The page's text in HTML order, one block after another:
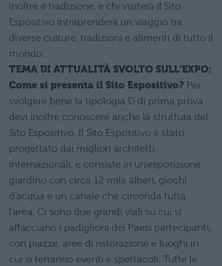
inoltre è tradizione, e chi visiterà il Sito
Espositivo intraprenderà un viaggio tra
diverse culture, tradizioni e alimenti di tutto il
mondo.
TEMA DI ATTUALITÀ SVOLTO SULL’EXPO:
Come si presenta il Sito Espositivo? Per
svolgere bene la tipologia D di prima prova
devi inoltre conoscere anche la struttura del
Sito Espositivo. Il Sito Espositivo è stato
progettato dai migliori architetti
internazionali, e consiste in un’esposizione
giardino con circa 12 mila alberi, giochi
d’acqua e un canale che circonda tutta
l’area. Ci sono due grandi viali su cui si
affacciano i padiglioni dei Paesi partecipanti,
con piazze, aree di ristorazione e luoghi in
cui si terranno eventi e spettacoli. Tutte le